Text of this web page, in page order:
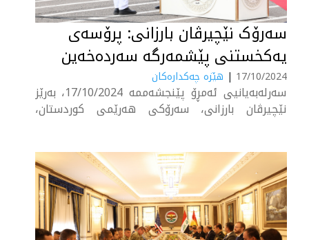
سه‌رۆک نێچیرڤان بارزانی: پرۆسه‌ی
یه‌کخستنی پێشمه‌رگه‌ سه‌رده‌خه‌ین‌
17/10/2024
| هێزە چەکدارەکان
سه‌رله‌به‌یانیی ئه‌مڕۆ پێنجشه‌ممه‌ 17/10/2024، به‌رێز
نێچیرڤان بارزانی، سه‌رۆكی هه‌رێمی كوردستان،
كرد كه‌ ژماره‌یه‌ك له‌ به‌رپرسانی حكوومه‌تی هه‌رێمی
كوردستان و حزب و لایه‌نه‌كان و فه‌رمانده‌ و ئه‌فسه‌ر و
مامۆستایانی كۆلێژی سه‌ربازی....